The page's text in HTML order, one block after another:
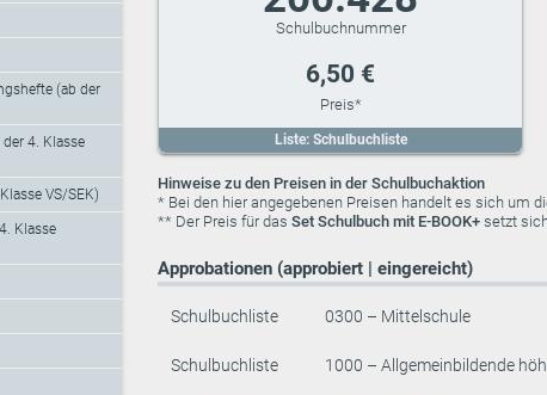
(ab der
4. Klasse
VS/SEK)
Klasse
Liste: Schulbuchliste
6,50 €
Hinweise zu den Preisen in der Schulbuchaktion
* Bei den hier angegebenen Preisen handelt es sich um
** Der Preis für das Set Schulbuch mit E-BOOK+ setzt
Approbationen (approbiert | eingereicht)
Schulbuchliste 0300 – Mittelschule
Schulbuchliste 1000 – Allgemeinbildende